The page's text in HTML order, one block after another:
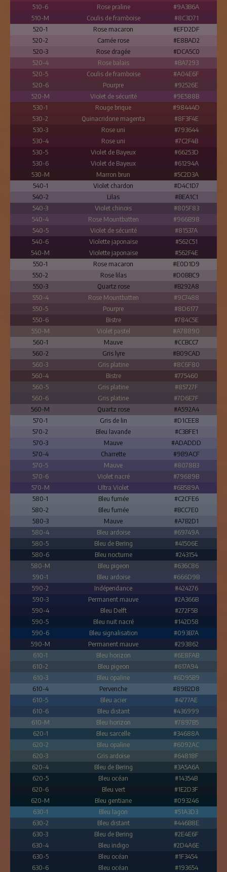
510-6
Rose praline
#9A3B6A
510-M
Coulis de framboise
#8C3D71
520-1
Rose macaron
#EFD2DF
520-2
Camée rose
#E8BAD2
520-3
Rose dragée
#DCA5C0
520-4
Rose balais
#BA7293
520-5
Coulis de framboise
#A04E6F
520-6
Pourpre
#92526E
520-M
Violet de sécurité
#9E588B
530-1
Rouge brique
#98444D
530-2
Quinacridone magenta
#8F3F4E
530-3
Rose uni
#793644
530-4
Rose uni
#7C2F4B
530-5
Violet de Bayeux
#66253D
530-6
Violet de Bayeux
#61294A
530-M
Marron brun
#5C2D3A
540-1
Violet chardon
#D4C1D7
540-2
Lilas
#BEA1C1
540-3
Violet chinois
#805F83
540-4
Rose Mountbatten
#966B98
540-5
Violet de sécurité
#81537A
540-6
Violette japonaise
#562C51
540-M
Violette japonaise
#562F4E
550-1
Rose macaron
#E0D1D9
550-2
Rose lilas
#D0BBC9
550-3
Quartz rose
#B292A8
550-4
Rose Mountbatten
#9C7488
550-5
Pourpre
#8D6177
550-6
Bistre
#784C5E
550-M
Violet pastel
#A78890
560-1
Mauve
#CCBCC7
560-2
Gris lyre
#B09CAD
560-3
Gris platine
#8C6F80
560-4
Bistre
#775460
560-5
Gris platine
#85727F
560-6
Gris platine
#7D6E7F
560-M
Quartz rose
#A592A4
570-1
Gris de lin
#D1CEE8
570-2
Bleu lavande
#C3BFE1
570-3
Mauve
#ADADDD
570-4
Charrette
#9B9ACF
570-5
Mauve
#8078B3
570-6
Violet nacré
#79689B
570-M
Ultra Violet
#6B589A
580-1
Bleu fumée
#C2CFE6
580-2
Bleu fumée
#BCC7E0
580-3
Mauve
#A7B2D1
580-4
Bleu ardoise
#69749A
580-5
Bleu de Bering
#41506E
580-6
Bleu nocturne
#243154
580-M
Bleu pigeon
#636C86
590-1
Bleu ardoise
#666D9B
590-2
Indépendance
#424276
590-3
Permanent mauve
#2A366B
590-4
Bleu Delft
#272F5B
590-5
Bleu nuit nacré
#142D58
590-6
Bleu signalisation
#093B7A
590-M
Permanent mauve
#293862
610-1
Bleu horizon
#6E8FAB
610-2
Bleu pigeon
#617A94
610-3
Bleu opaline
#6D95B9
610-4
Pervenche
#89B2D8
610-5
Bleu acier
#4777AE
610-6
Bleu distant
#436999
610-M
Bleu horizon
#7897B5
620-1
Bleu sarcelle
#34688A
620-2
Bleu opaline
#6092AC
620-3
Gris ardoise
#64818F
620-4
Bleu de Bering
#3A5A6A
620-5
Bleu océan
#14354B
620-6
Bleu vert
#1E2D3F
620-M
Bleu gentiane
#093246
630-1
Bleu lagon
#51A3D3
630-2
Bleu distant
#446B8E
630-3
Bleu de Bering
#2E4E6F
630-4
Bleu indigo
#2D4A6E
630-5
Bleu océan
#1F3454
630-6
Bleu océan #193654